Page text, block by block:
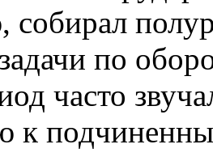
собирал
по
часто
к